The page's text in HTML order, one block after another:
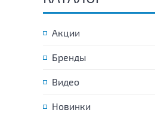
Акции
Бренды
Видео
Новинки